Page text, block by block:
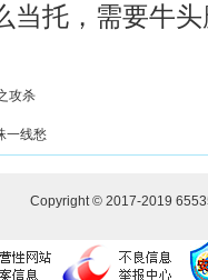
当托，需要牛
攻杀
一线愁
Copyright © 2017-2019